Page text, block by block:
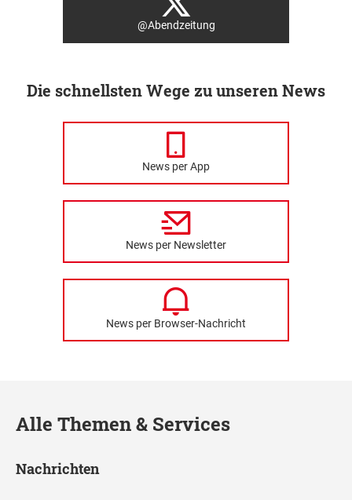
@Abendzeitung
Die schnellsten Wege zu unseren News
News per App
News per Newsletter
News per Browser-Nachricht
Alle Themen & Services
Nachrichten